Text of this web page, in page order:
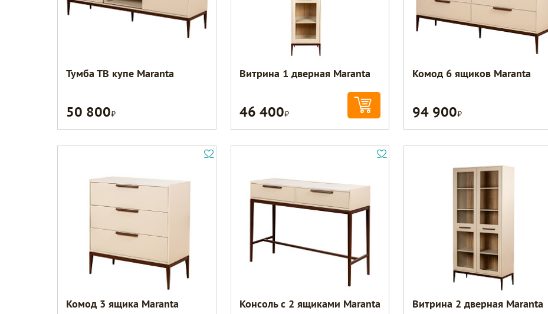
Тумба ТВ купе Maranta
50 800Р
Витрина 1 дверная Maranta
46 400Р
Комод 6 ящиков Maranta
94 900Р
Комод 3 ящика Maranta Консоль с 2 ящиками Maranta Витрина 2 дверная Maranta